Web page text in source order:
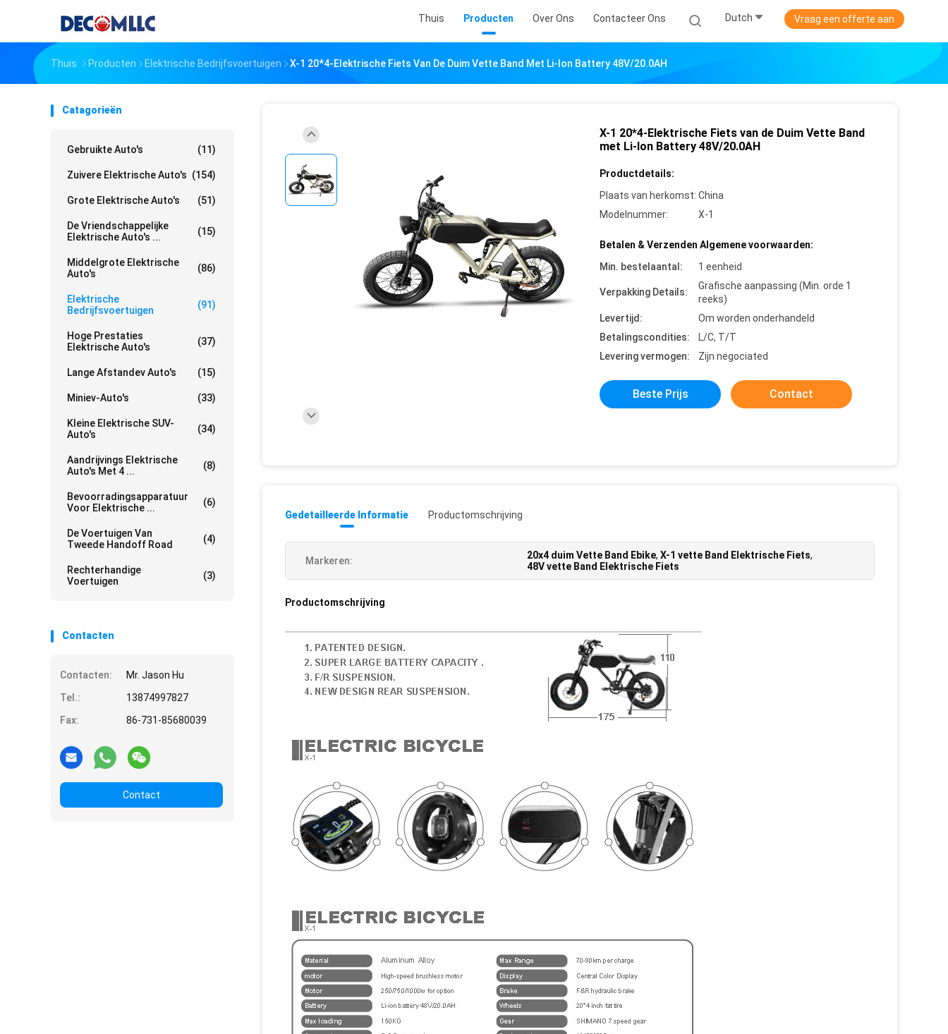
Thuis Producten Over Ons Contacteer Ons Dutch Vraag een offerte aan
Thuis Producten Elektrische Bedrijfsvoertuigen X-1 20*4-Elektrische Fiets Van De Duim Vette Band Met Li-Ion Battery 48V/20.0AH
Catagorieën
Gebruikte Auto's (11)
Zuivere Elektrische Auto's (154)
Grote Elektrische Auto's (51)
De Vriendschappelijke
Elektrische Auto's ...
(15)
Middelgrote Elektrische
Auto's
(86)
Elektrische
Bedrijfsvoertuigen
(91)
Hoge Prestaties
Elektrische Auto's
(37)
Lange Afstandev Auto's (15)
Miniev-Auto's (33)
Kleine Elektrische SUV-
Auto's
(34)
Aandrijvings Elektrische
Auto's Met 4 ...
(8)
Bevoorradingsapparatuur
Voor Elektrische ...
(6)
De Voertuigen Van
Tweede Handoff Road
(4)
Rechterhandige
Voertuigen
(3)
Contacten
Contacten:
Mr. Jason Hu
Tel.:
13874997827
Fax:
86-731-85680039
Contact
X-1 20*4-Elektrische Fiets van de Duim Vette Band
met Li-Ion Battery 48V/20.0AH
Productdetails:
Plaats van herkomst: China
Modelnummer:
X-1
Betalen & Verzenden Algemene voorwaarden:
Min. bestelaantal:
1 eenheid
Verpakking Details:
Grafische aanpassing (Min. orde 1
reeks)
Levertijd:
Om worden onderhandeld
Betalingscondities:
L/C, T/T
Levering vermogen:
Zijn negociated
Beste Prijs Contact
Gedetailleerde Informatie Productomschrijving
Markeren: 20x4 duim Vette Band Ebike, X-1 vette Band Elektrische Fiets,
48V vette Band Elektrische Fiets
Productomschrijving